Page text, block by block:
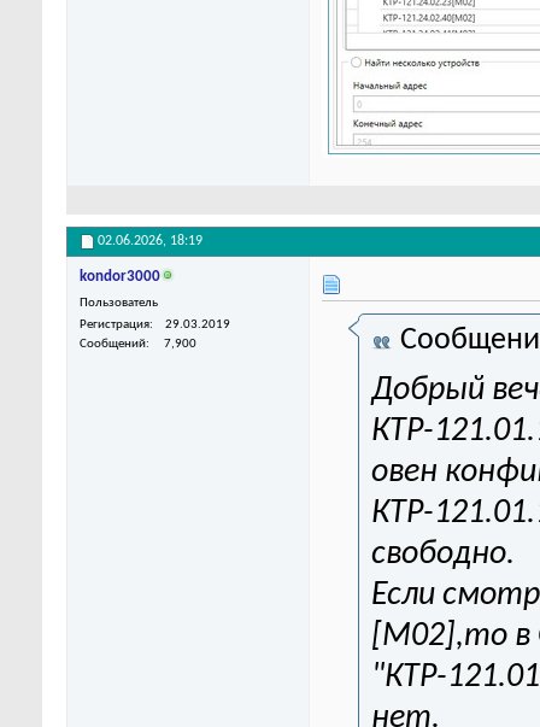
02.06.2026, 18:19
kondor3000
Пользователь
Регистрация
29.03.2019
Сообщений
7,900
Добрый
КТР-
овен
КТР-
свободно.
Если
[М02],то в
"КТР-
нет.